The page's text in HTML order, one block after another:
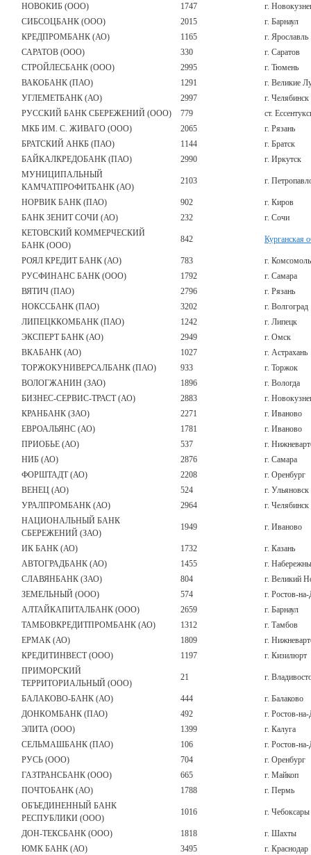
НОВОКИБ (ООО)
1747
г.
СИБСОЦБАНК (ООО)
2015
г. Барнаул
КРЕДПРОМБАНК (АО)
1165
г. Ярославль
САРАТОВ (ООО)
330
г. Саратов
СТРОЙЛЕСБАНК (ООО)
2995
г. Тюмень
ВАКОБАНК (ПАО)
1291
г. Великие
УГЛЕМЕТБАНК (АО)
2997
г. Челябинск
РУССКИЙ БАНК СБЕРЕЖЕНИЙ (ООО)
779
ст.
МКБ ИМ. С. ЖИВАГО (ООО)
2065
г. Рязань
БРАТСКИЙ АНКБ (ПАО)
1144
г. Братск
БАЙКАЛКРЕДОБАНК (ПАО)
2990
г. Иркутск
МУНИЦИПАЛЬНЫЙ
КАМЧАТПРОФИТБАНК (АО)
2103 г.
НОРВИК БАНК (ПАО) 902
г. Киров
БАНК ЗЕНИТ СОЧИ (АО)
232
г. Сочи
КЕТОВСКИЙ КОММЕРЧЕСКИЙ
БАНК (ООО)
842 Курганская
РОЯЛ КРЕДИТ БАНК (АО) 783
г.
РУСФИНАНС БАНК (ООО)
1792
г. Самара
ВЯТИЧ (ПАО)
2796
г. Рязань
НОКССБАНК (ПАО)
3202
г. Волгоград
ЛИПЕЦККОМБАНК (ПАО)
1242
г. Липецк
ЭКСПЕРТ БАНК (АО)
2949
г. Омск
ВКАБАНК (АО)
1027
г. Астрахань
ТОРЖОКУНИВЕРСАЛБАНК (ПАО)
933
г. Торжок
ВОЛОГЖАНИН (ЗАО)
1896
г. Вологда
БИЗНЕС-СЕРВИС-ТРАСТ (АО)
2883
г.
КРАНБАНК (ЗАО)
2271
г. Иваново
ЕВРОАЛЬЯНС (АО)
1781
г. Иваново
ПРИОБЬЕ (АО)
537
г.
НИБ (АО)
2876
г. Самара
ФОРШТАДТ (АО)
2208
г. Оренбург
ВЕНЕЦ (АО)
524
г. Ульяновск
УРАЛПРОМБАНК (АО)
2964
г. Челябинск
НАЦИОНАЛЬНЫЙ БАНК
СБЕРЕЖЕНИЙ (ЗАО)
1949 г. Иваново
ИК БАНК (АО) 1732
г. Казань
АВТОГРАДБАНК (АО)
1455
г.
СЛАВЯНБАНК (ЗАО)
804
г. Великий
ЗЕМЕЛЬНЫЙ (ООО)
574
г. Ростов-
АЛТАЙКАПИТАЛБАНК (ООО)
2659
г. Барнаул
ТАМБОВКРЕДИТПРОМБАНК (АО)
1312
г. Тамбов
ЕРМАК (АО)
1809
г.
КРЕДИТИНВЕСТ (ООО)
1197
г. Кизилюрт
ПРИМОРСКИЙ
ТЕРРИТОРИАЛЬНЫЙ (ООО)
21 г.
БАЛАКОВО-БАНК (АО) 444
г. Балаково
ДОНКОМБАНК (ПАО)
492
г. Ростов-
ЭЛИТА (ООО)
1399
г. Калуга
СЕЛЬМАШБАНК (ПАО)
106
г. Ростов-
РУСЬ (ООО)
704
г. Оренбург
ГАЗТРАНСБАНК (ООО)
665
г. Майкоп
ПОЧТОБАНК (АО)
1788
г. Пермь
ОБЪЕДИНЕННЫЙ БАНК
РЕСПУБЛИКИ (ООО)
1016 г. Чебоксары
ДОН-ТЕКСБАНК (ООО) 1818
г. Шахты
ЮМК БАНК (АО)
3495 г. Краснодар